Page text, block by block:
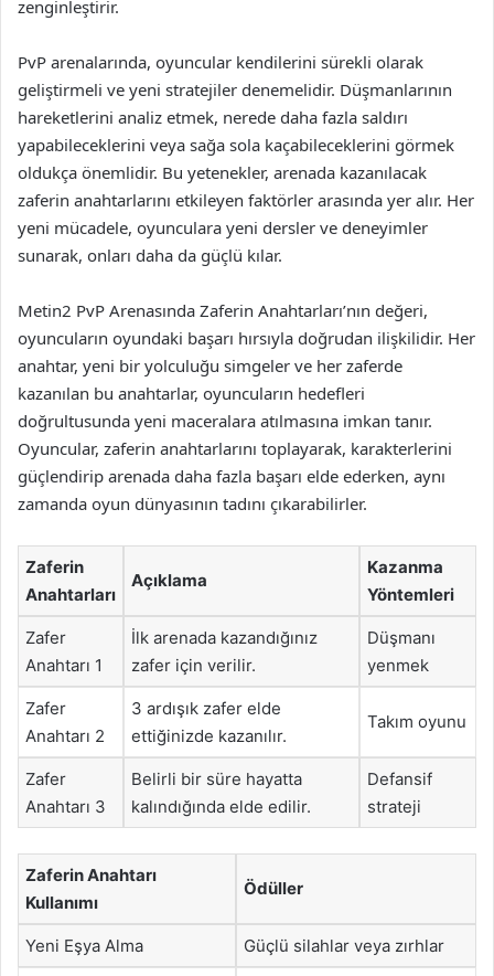
zenginleştirir.
PvP arenalarında, oyuncular kendilerini sürekli olarak
geliştirmeli ve yeni stratejiler denemelidir. Düşmanlarının
hareketlerini analiz etmek, nerede daha fazla saldırı
yapabileceklerini veya sağa sola kaçabileceklerini görmek
oldukça önemlidir. Bu yetenekler, arenada kazanılacak
zaferin anahtarlarını etkileyen faktörler arasında yer alır. Her
yeni mücadele, oyunculara yeni dersler ve deneyimler
sunarak, onları daha da güçlü kılar.
Metin2 PvP Arenasında Zaferin Anahtarları’nın değeri,
oyuncuların oyundaki başarı hırsıyla doğrudan ilişkilidir. Her
anahtar, yeni bir yolculuğu simgeler ve her zaferde
kazanılan bu anahtarlar, oyuncuların hedefleri
doğrultusunda yeni maceralara atılmasına imkan tanır.
Oyuncular, zaferin anahtarlarını toplayarak, karakterlerini
güçlendirip arenada daha fazla başarı elde ederken, aynı
zamanda oyun dünyasının tadını çıkarabilirler.
Zaferin
Anahtarları
Açıklama
Kazanma
Yöntemleri
Zafer
Anahtarı 1
İlk arenada kazandığınız
zafer için verilir.
Düşmanı
yenmek
Zafer
Anahtarı 2
3 ardışık zafer elde
ettiğinizde kazanılır.
Takım oyunu
Zafer
Anahtarı 3
Belirli bir süre hayatta
kalındığında elde edilir.
Defansif
strateji
Zaferin Anahtarı
Kullanımı
Ödüller
Yeni Eşya Alma Güçlü silahlar veya zırhlar